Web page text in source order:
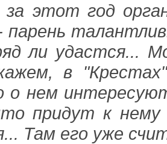
этот год
парень
ли удастся...
в
о нем
придут к
Там его уже